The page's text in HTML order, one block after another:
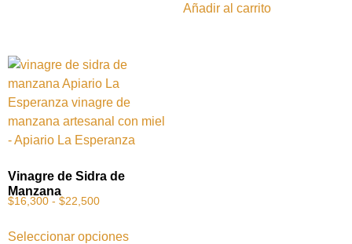
Añadir al carrito
Vinagre de Sidra de
Manzana
$16,300 - $22,500
Seleccionar opciones